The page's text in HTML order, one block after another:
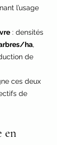
l’usage
: densités
ha,
de
ces deux
de
en